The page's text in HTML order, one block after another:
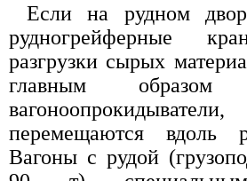
Если на рудном
рудногрейферные
разгрузки сырых
главным образом
перемещаются вдоль
Вагоны с рудой